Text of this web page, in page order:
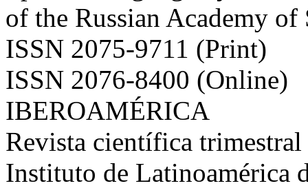
of the Russian Academy
ISSN 2075-9711 (Print)
ISSN 2076-8400 (Online)
IBEROAMÉRICA
Revista científica
Instituto de Latinoamérica